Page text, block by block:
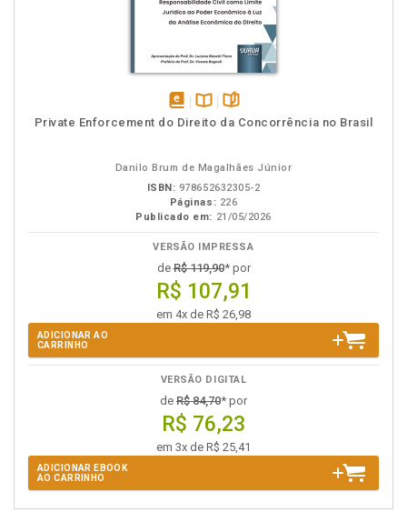
disponívelDisponível
páginas
Private Enforcement do Direito da Concorrência no Brasil
Danilo Brum de Magalhães Júnior
ISBN: 978652632305-2
Páginas: 226
Publicado em: 21/05/2026
VERSÃO IMPRESSA
deR$ 119,90* por
R$ 107,91
em 4x de R$ 26,98
ADICIONAR AO
CARRINHO
VERSÃO DIGITAL
de R$ 84,70* por
R$ 76,23
em 3x de R$ 25,41
ADICIONAR EBOOK
AO CARRINHO